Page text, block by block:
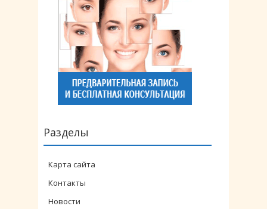
Разделы
Карта сайта
Контакты
Новости